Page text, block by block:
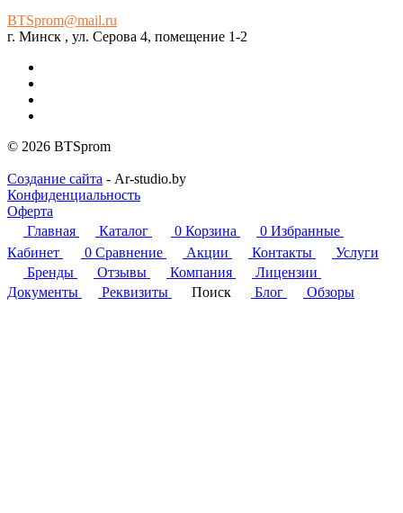
BTSprom@mail.ru
г. Минск , ул. Серова 4, помещение 1-2
© 2026 BTSprom
Создание сайта - Ar-studio.by
Конфиденциальность
Оферта
Главная
Каталог 0 Корзина 0 Избранные
Кабинет
0 Сравнение Акции Контакты
Услуги
Бренды
Отзывы Компания
Лицензии
Документы
Реквизиты Поиск Блог Обзоры